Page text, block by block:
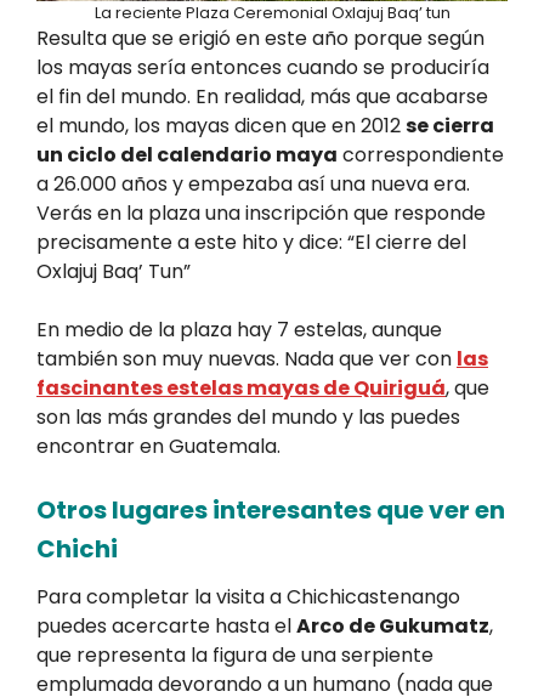
La reciente Plaza Ceremonial Oxlajuj Baq’ tun
Resulta que se erigió en este año porque según
los mayas sería entonces cuando se produciría
el fin del mundo. En realidad, más que acabarse
el mundo, los mayas dicen que en 2012se cierra
un ciclo del calendario maya correspondiente
a 26.000 años y empezaba así una nueva era.
Verás en la plaza una inscripción que responde
precisamente a este hito y dice: “El cierre del
Oxlajuj Baq’ Tun”
En medio de la plaza hay 7 estelas, aunque
también son muy nuevas. Nada que ver con las
fascinantes estelas mayas de Quiriguá, que
son las más grandes del mundo y las puedes
encontrar en Guatemala.
Otros lugares interesantes que ver en
Chichi
Para completar la visita a Chichicastenango
puedes acercarte hasta elArco de Gukumatz,
que representa la figura de una serpiente
emplumada devorando a un humano (nada que